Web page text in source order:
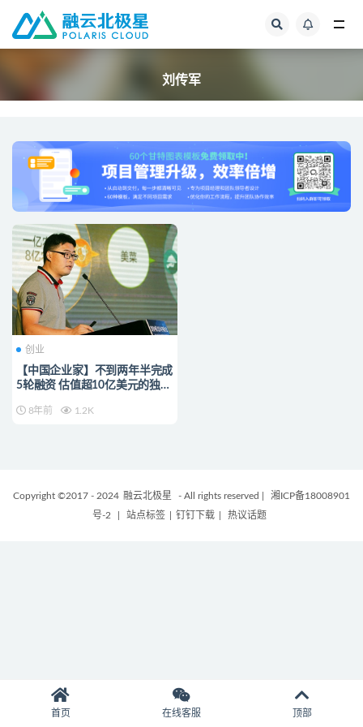
刘传军
创业
【中国企业家】不到两年半完成
5轮融资 估值超10亿美元的独角
8年前 1.2K
Copyright ©2017 - 2024 融云北极星 - All rights reserved
湘ICP备18008901
号-2
站点标签 钉钉下载 热议话题
首页 在线客服 顶部